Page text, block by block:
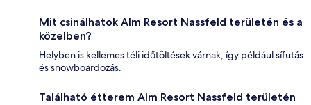
Mit csinálhatok Alm Resort Nassfeld területén és a
közelben?
Helyben is kellemes téli időtöltések várnak, így például sífutás
és snowboardozás.
Található étterem Alm Resort Nassfeld területén